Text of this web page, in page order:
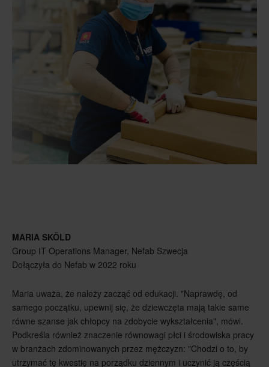
MARIA SKÖLD
Group IT Operations Manager, Nefab Szwecja
Dołączyła do Nefab w 2022 roku
Maria uważa, że należy zacząć od edukacji. "Naprawdę, od
samego początku, upewnij się, że dziewczęta mają takie same
równe szanse jak chłopcy na zdobycie wykształcenia", mówi.
Podkreśla również znaczenie równowagi płci i środowiska pracy
w branżach zdominowanych przez mężczyzn: "Chodzi o to, by
utrzymać tę kwestię na porządku dziennym i uczynić ją częścią